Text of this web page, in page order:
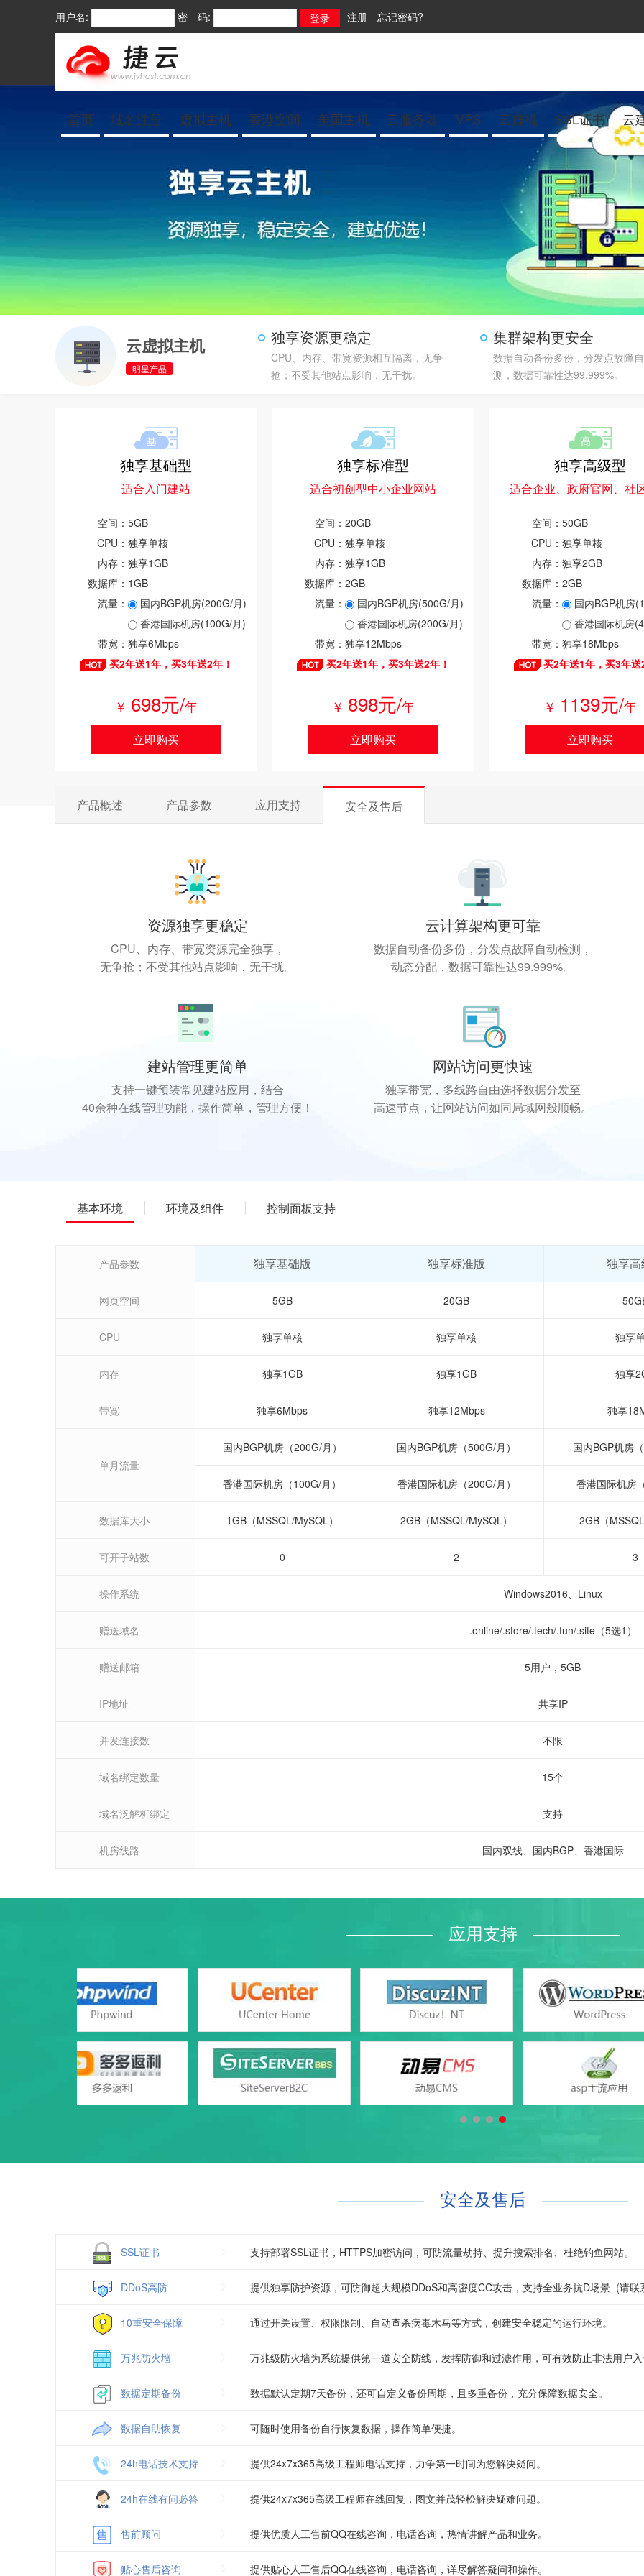
用户名: 密 码: 注册 忘记密码?
首页 域名注册 虚拟主机 香港空间 美国主机 云服务器 VPS 云虚机 SSL证书 云
云虚拟主机
明星产品
独享资源更稳定
CPU、内存、带宽资源相互隔离，无争
抢；不受其他站点影响，无干扰。
集群架构更安全
数据自动备份多份，分发点故障
测，数据可靠性达99.999%。
独享基础型
适合入门建站
空间： 5GB
CPU： 独享单核
内存： 独享1GB
数据库： 1GB
流量：
国内BGP机房(200G/月)
香港国际机房(100G/月)
带宽： 独享6Mbps
买2年送1年，买3年送2年！
￥ 698元/年
立即购买
独享标准型
适合初创型中小企业网站
空间： 20GB
CPU： 独享单核
内存： 独享1GB
数据库： 2GB
流量：
国内BGP机房(500G/月)
香港国际机房(200G/月)
带宽： 独享12Mbps
买2年送1年，买3年送2年！
￥ 898元/年
立即购买
独享高级型
适合企业、政府官网、社
空间： 50GB
CPU： 独享单核
内存： 独享2GB
数据库： 2GB
流量：
国内BGP机房
香港国际机房
带宽： 独享18Mbps
买2年送1年，买3年送
￥ 1139元/年
立即购买
产品概述 产品参数 应用支持 安全及售后
资源独享更稳定
CPU、内存、带宽资源完全独享，
无争抢；不受其他站点影响，无干扰。
云计算架构更可靠
数据自动备份多份，分发点故障自动检测，
动态分配，数据可靠性达99.999%。
建站管理更简单
支持一键预装常见建站应用，结合
40余种在线管理功能，操作简单，管理方便！
网站访问更快速
独享带宽，多线路自由选择数据分发至
高速节点，让网站访问如同局域网般顺畅。
基本环境 环境及组件 控制面板支持
产品参数 独享基础版 独享标准版 独享高
网页空间 5GB 20GB
CPU 独享单核 独享单核 独享
内存 独享1GB 独享1GB 独享
带宽 独享6Mbps 独享12Mbps 独享
单月流量
国内BGP机房（200G/月） 国内BGP机房（500G/月） 国内BGP机房
香港国际机房（100G/月） 香港国际机房（200G/月） 香港国际机房
数据库大小 1GB（MSSQL/MySQL） 2GB（MSSQL/MySQL） 2GB（
可开子站数 0 2 3
操作系统 Windows2016、Linux
赠送域名 .online/.store/.tech/.fun/.site（5选1）
赠送邮箱 5用户，5GB
IP地址 共享IP
并发连接数 不限
域名绑定数量 15个
域名泛解析绑定 支持
机房线路 国内双线、国内BGP、香港国际
SQL Server2000/2005/2008/2012 、MySQL 5.1/5.6/5.7、
支持语言
ASP、ASP.NET(版本2.0/3.5/4.0/4.5/4.7)、 HTML、
php（版本5.2/5.3/5.4/5.5/5.6/7.0/7.1/7.2）
web服务
zend optimizer
Jmail（asp使用） 支持
支持
错误页面定义
rar在线压缩
免费预装软件
Urlrewrite
访问统计
应用支持
安全及售后
SSL证书 支持部署SSL证书，HTTPS加密访问，可防流量劫持、提升搜索排名、杜绝钓鱼网站。
DDoS高防 提供独享防护资源，可防御超大规模DDoS和高密度CC攻击，支持全业务抗D场景 (请联
10重安全保障 通过开关设置、权限限制、自动查杀病毒木马等方式，创建安全稳定的运行环境。
万兆防火墙 万兆级防火墙为系统提供第一道安全防线，发挥防御和过滤作用，可有效防止非法用户入
数据定期备份 数据默认定期7天备份，还可自定义备份周期，且多重备份，充分保障数据安全。
数据自助恢复 可随时使用备份自行恢复数据，操作简单便捷。
24h电话技术支持 提供24x7x365高级工程师电话支持，力争第一时间为您解决疑问。
24h在线有问必答 提供24x7x365高级工程师在线回复，图文并茂轻松解决疑难问题。
售前顾问 提供优质人工售前QQ在线咨询，电话咨询，热情讲解产品和业务。
贴心售后咨询 提供贴心人工售后QQ在线咨询，电话咨询，详尽解答疑问和操作。